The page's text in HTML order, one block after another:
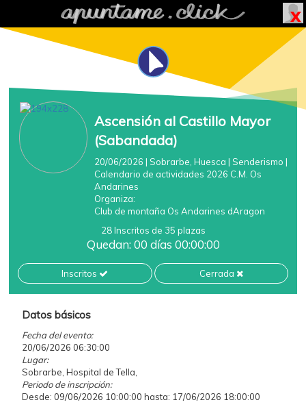
Ascensión al Castillo Mayor
(Sabandada)
20/06/2026 | Sobrarbe, Huesca | Senderismo |
Calendario de actividades 2026 C.M. Os
Andarines
Organiza:
Club de montaña Os Andarines dAragon
28 Inscritos de 35 plazas
Quedan: 00 días 00:00:00
Inscritos Cerrada
Datos básicos
Fecha del evento:
20/06/2026 06:30:00
Lugar:
Sobrarbe, Hospital de Tella,
Periodo de inscripción:
Desde: 09/06/2026 10:00:00 hasta: 17/06/2026 18:00:00